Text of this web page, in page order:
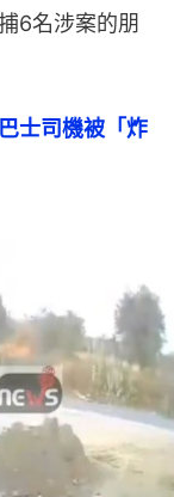
6名涉案的朋
士司機被「炸